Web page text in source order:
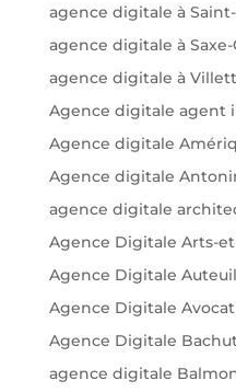
agence digitale à
agence digitale à
agence digitale à
Agence digitale agent
Agence digitale
Agence digitale
agence digitale
Agence Digitale Arts-
Agence Digitale Auteuil
Agence Digitale
Agence Digitale
agence digitale